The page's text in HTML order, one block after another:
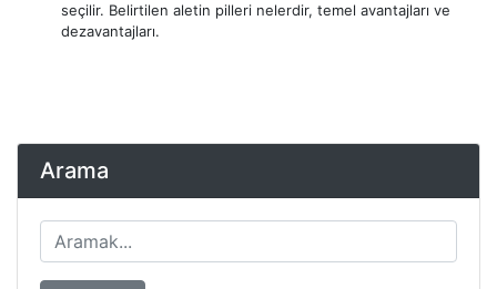
seçilir. Belirtilen aletin pilleri nelerdir, temel avantajları ve
dezavantajları.
Arama